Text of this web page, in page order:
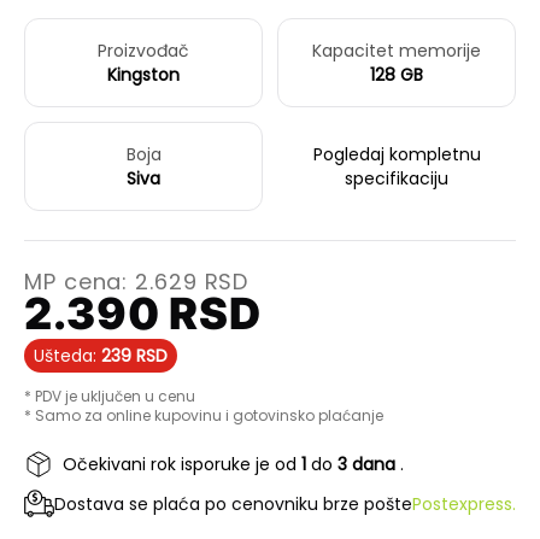
Proizvođač
Kingston
Kapacitet memorije
128 GB
Boja
Siva
Pogledaj kompletnu
specifikaciju
MP cena: 2.629 RSD
2.390 RSD
Ušteda: 239 RSD
* PDV je uključen u cenu
* Samo za online kupovinu i gotovinsko plaćanje
Očekivani rok isporuke je od 1 do 3 dana .
Dostava se plaća po cenovniku brze poštePostexpress.